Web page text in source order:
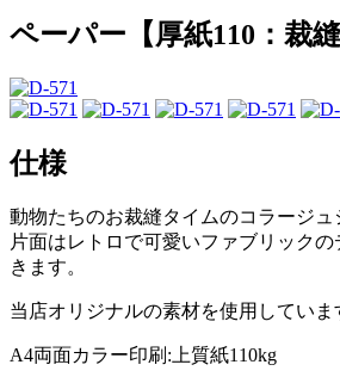
ペーパー【厚紙110：裁縫
仕様
動物たちのお裁縫タイムのコラージュ
片面はレトロで可愛いファブリック
きます。
当店オリジナルの素材を使用していま
A4両面カラー印刷:上質紙110kg